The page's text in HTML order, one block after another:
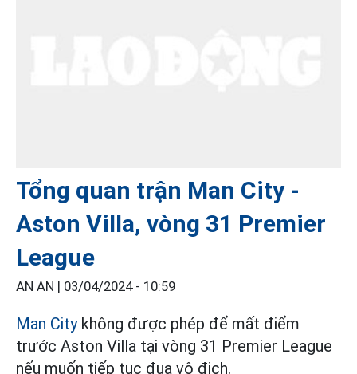
Tổng quan trận Man City -
Aston Villa, vòng 31 Premier
League
AN AN | 03/04/2024 - 10:59
Man Citykhông được phép để mất điểm
trước Aston Villa tại vòng 31 Premier League
nếu muốn tiếp tục đua vô địch.